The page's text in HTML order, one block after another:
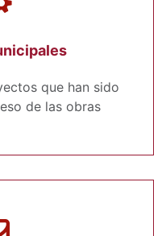
que han sido
de las obras